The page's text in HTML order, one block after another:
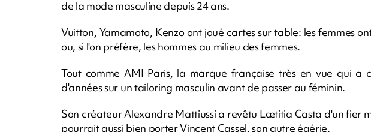
de la mode masculine depuis 24 ans.
Vuitton, Yamamoto, Kenzo ont joué cartes sur table: les femmes
ou, si l'on préfère, les hommes au milieu des femmes.
Tout comme AMI Paris, la marque française très en vue qui a
d'années sur un tailoring masculin avant de passer au féminin.
Son créateur Alexandre Mattiussi a revêtu Lætitia Casta d'un fier
pourrait aussi bien porter Vincent Cassel, son autre égérie.